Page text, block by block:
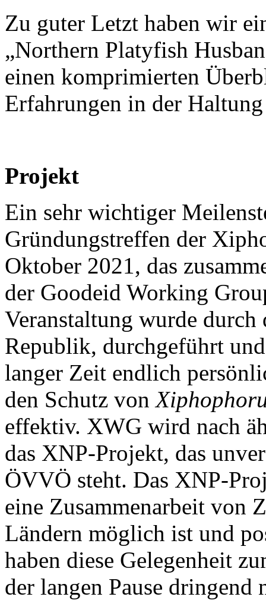
Zu guter Letzt haben wir
„Northern Platyfish
einen komprimierten
Erfahrungen in der
Projekt
Ein sehr wichtiger
Gründungstreffen der
Oktober 2021, das
der Goodeid Working
Veranstaltung wurde
Republik, durchgeführt
langer Zeit endlich
den Schutz von
effektiv. XWG wird nach
das XNP-Projekt, das
ÖVVÖ steht. Das XNP-
eine Zusammenarbeit von
Ländern möglich ist und
haben diese Gelegenheit
der langen Pause dringend